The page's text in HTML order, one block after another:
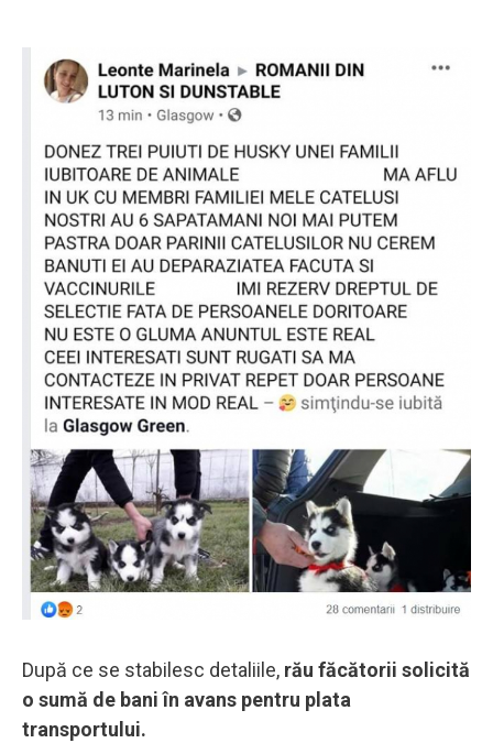
După ce se stabilesc detaliile, rău făcătorii solicită
o sumă de bani în avans pentru plata
transportului.